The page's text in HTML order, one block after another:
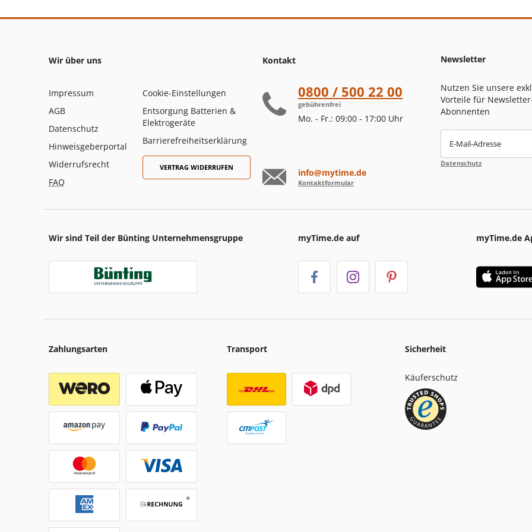
Wir über uns
Impressum
AGB
Datenschutz
Hinweisgeberportal
Widerrufsrecht
FAQ
Cookie-Einstellungen
Entsorgung Batterien &
Elektrogeräte
Barrierefreiheitserklärung
VERTRAG WIDERRUFEN
Kontakt
0800 / 500 22 00
gebührenfrei
Mo. - Fr.: 09:00 - 17:00 Uhr
info@mytime.de
Kontaktformular
Newsletter
Nutzen Sie unsere
Vorteile für
Abonnenten
E-Mail-Adresse
Datenschutz
Wir sind Teil der Bünting Unternehmensgruppe myTime.de auf myTime.de
Zahlungsarten Transport Sicherheit
Käuferschutz